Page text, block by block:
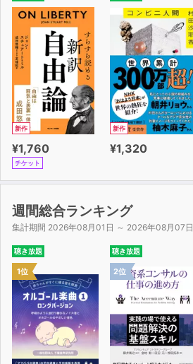
新作
¥1,760
チケット
新作
¥1,320
週間総合ランキング
集計期間 2026年08月01日 ～ 2026年08月07日
聴き放題
1位
聴き放題
2位